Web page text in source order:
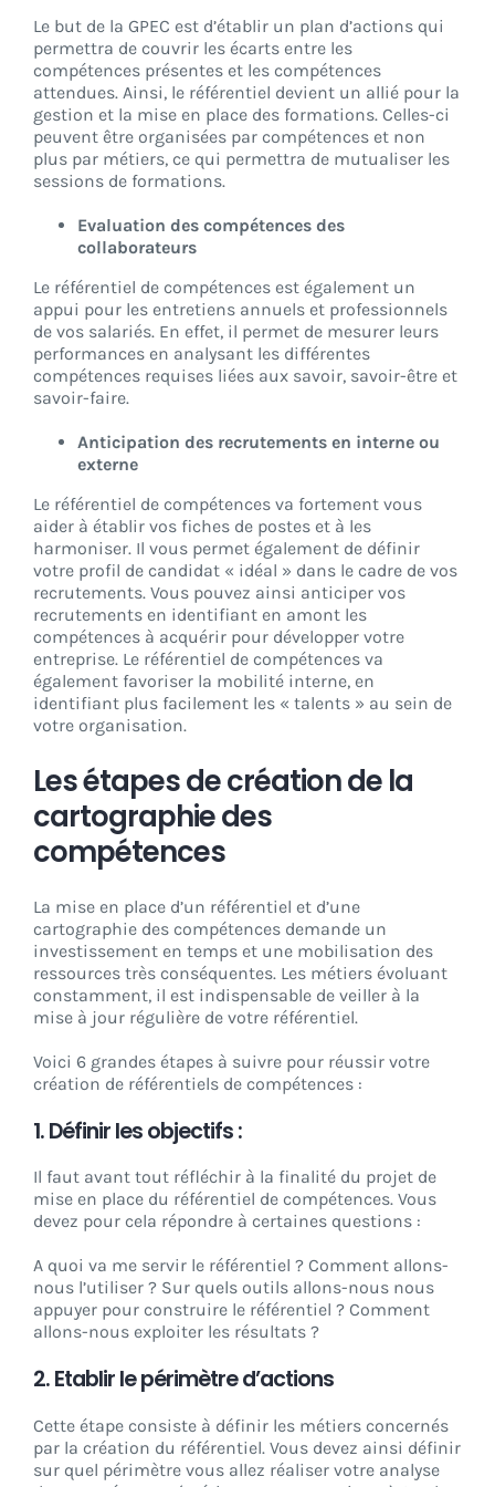
Le but de la GPEC est d’établir un plan d’actions qui
permettra de couvrir les écarts entre les
compétences présentes et les compétences
attendues. Ainsi, le référentiel devient un allié pour la
gestion et la mise en place des formations. Celles-ci
peuvent être organisées par compétences et non
plus par métiers, ce qui permettra de mutualiser les
sessions de formations.
Evaluation des compétences des
collaborateurs
Le référentiel de compétences est également un
appui pour les entretiens annuels et professionnels
de vos salariés. En effet, il permet de mesurer leurs
performances en analysant les différentes
compétences requises liées aux savoir, savoir-être et
savoir-faire.
Anticipation des recrutements en interne ou
externe
Le référentiel de compétences va fortement vous
aider à établir vos fiches de postes et à les
harmoniser. Il vous permet également de définir
votre profil de candidat « idéal » dans le cadre de vos
recrutements. Vous pouvez ainsi anticiper vos
recrutements en identifiant en amont les
compétences à acquérir pour développer votre
entreprise. Le référentiel de compétences va
également favoriser la mobilité interne, en
identifiant plus facilement les « talents » au sein de
votre organisation.
Les étapes de création de la
cartographie des
compétences
La mise en place d’un référentiel et d’une
cartographie des compétences demande un
investissement en temps et une mobilisation des
ressources très conséquentes. Les métiers évoluant
constamment, il est indispensable de veiller à la
mise à jour régulière de votre référentiel.
Voici 6 grandes étapes à suivre pour réussir votre
création de référentiels de compétences :
1. Définir les objectifs :
Il faut avant tout réfléchir à la finalité du projet de
mise en place du référentiel de compétences. Vous
devez pour cela répondre à certaines questions :
A quoi va me servir le référentiel ? Comment allons-
nous l’utiliser ? Sur quels outils allons-nous nous
appuyer pour construire le référentiel ? Comment
allons-nous exploiter les résultats ?
2. Etablir le périmètre d’actions
Cette étape consiste à définir les métiers concernés
par la création du référentiel. Vous devez ainsi définir
sur quel périmètre vous allez réaliser votre analyse